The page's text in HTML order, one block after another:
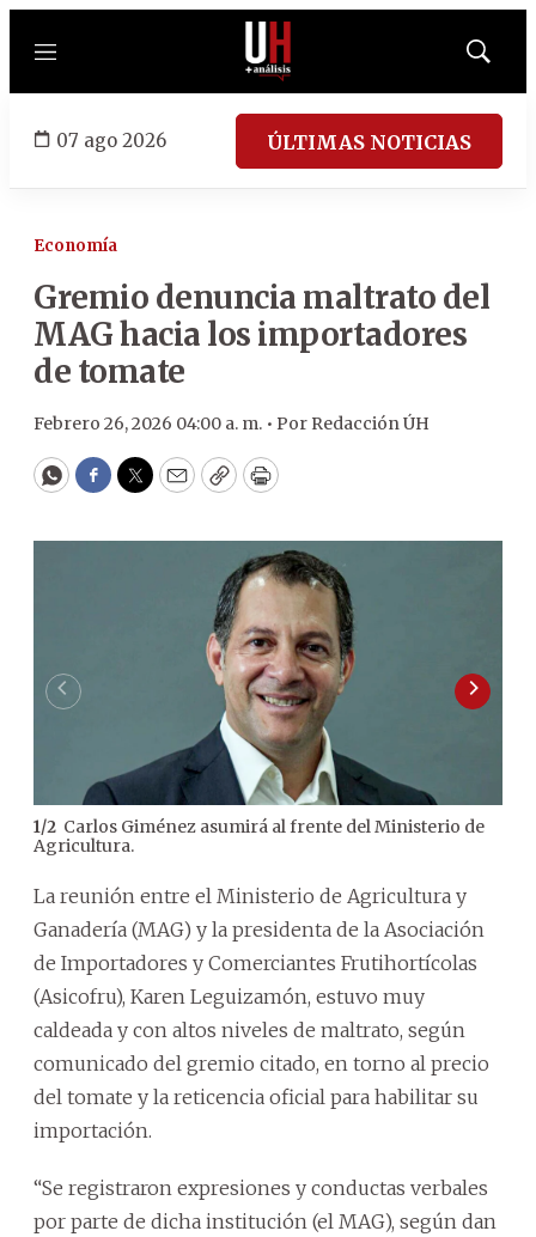
Menú
Mostrar
07 ago 2026 ÚLTIMAS NOTICIAS
Economía
Gremio denuncia maltrato del
MAG hacia los importadores
de tomate
Febrero 26, 2026 04:00 a. m. • Por Redacción ÚH
WhatsApp
Facebook
Twitter
EmailCopyPrint
1/2 Carlos Giménez asumirá al frente del Ministerio de
Agricultura.
La reunión entre el Ministerio de Agricultura y
Ganadería (MAG) y la presidenta de la Asociación
de Importadores y Comerciantes Frutihortícolas
(Asicofru), Karen Leguizamón, estuvo muy
caldeada y con altos niveles de maltrato, según
comunicado del gremio citado, en torno al precio
del tomate y la reticencia oficial para habilitar su
importación.
“Se registraron expresiones y conductas verbales
por parte de dicha institución (el MAG), según dan